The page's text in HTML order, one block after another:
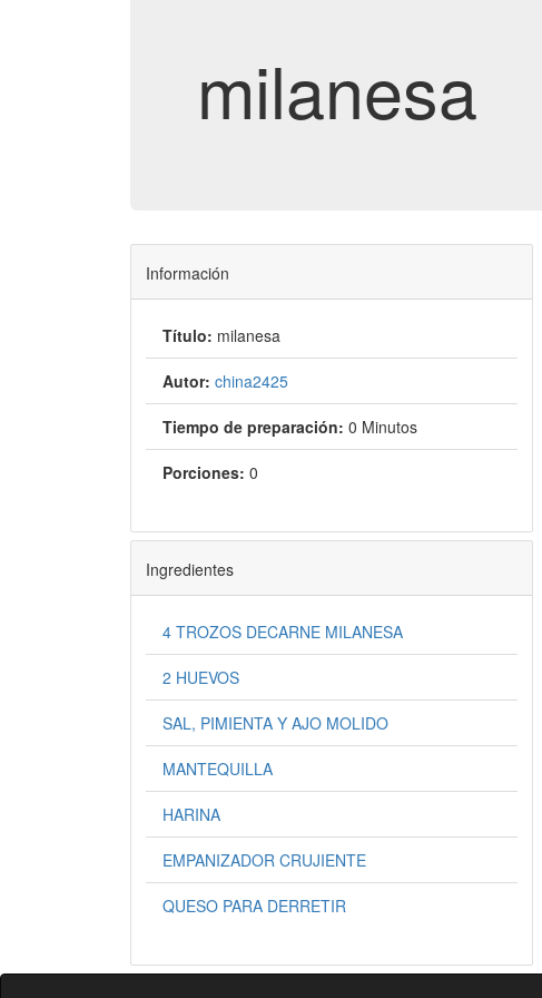
milanesa
Información
Título: milanesa
Autor: china2425
Tiempo de preparación: 0 Minutos
Porciones: 0
Ingredientes
4 TROZOS DECARNE MILANESA
2 HUEVOS
SAL, PIMIENTA Y AJO MOLIDO
MANTEQUILLA
HARINA
EMPANIZADOR CRUJIENTE
QUESO PARA DERRETIR